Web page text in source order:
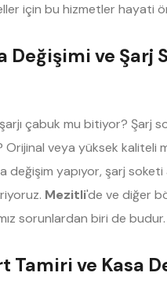
için bu hizmetler hayati
Değişimi ve Şarj
şarjı çabuk mu bitiyor? Şarj
Orijinal veya yüksek kaliteli
yapıyor, şarj soketi
Mezitli'de ve diğer
sorunlardan biri de budur.
Tamiri ve Kasa